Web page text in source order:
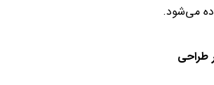
می‌شود.